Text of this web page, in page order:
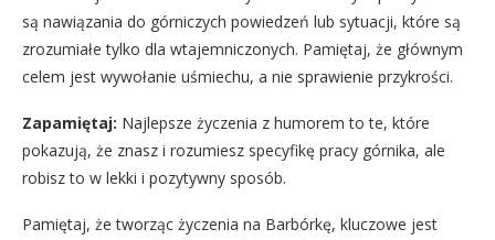
są nawiązania do górniczych powiedzeń lub sytuacji, które są
zrozumiałe tylko dla wtajemniczonych. Pamiętaj, że głównym
celem jest wywołanie uśmiechu, a nie sprawienie przykrości.
Zapamiętaj: Najlepsze życzenia z humorem to te, które
pokazują, że znasz i rozumiesz specyfikę pracy górnika, ale
robisz to w lekki i pozytywny sposób.
Pamiętaj, że tworząc życzenia na Barbórkę, kluczowe jest